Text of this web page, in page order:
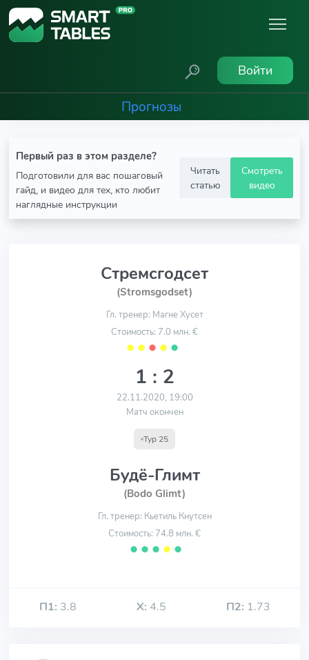
Войти
Прогнозы
Первый раз в этом разделе?
Подготовили для вас пошаговый
гайд, и видео для тех, кто любит
наглядные инструкции
Читать
статью
Смотреть
видео
Стремсгодсет
(Stromsgodset)
Гл. тренер: Магне Хусет
Стоимость: 7.0 млн. €
⬤ ⬤ ⬤ ⬤ ⬤
1 : 2
22.11.2020, 19:00
Матч окончен
Тур 25
Будё-Глимт
(Bodo Glimt)
Гл. тренер: Кьетиль Кнутсен
Стоимость: 74.8 млн. €
⬤ ⬤ ⬤ ⬤ ⬤
П1: 3.8 Х: 4.5 П2: 1.73